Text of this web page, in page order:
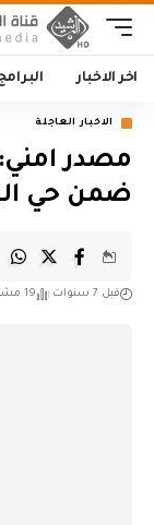
اخر الاخبار
الاخبار العاجلة
مصدر
ضمن حي
قبل 7 سنوات 19 مشاهدات